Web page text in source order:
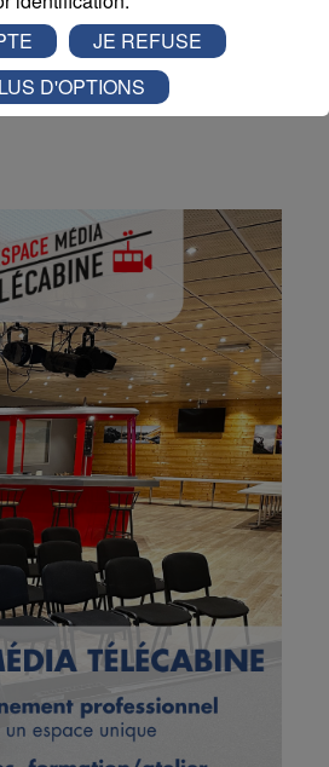
sur Twitter
JE REFUSE
D'OPTIONS